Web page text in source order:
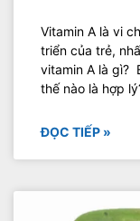
Vitamin A là vi
triển của trẻ,
vitamin A là gì?
thế nào là hợp
ĐỌC TIẾP »